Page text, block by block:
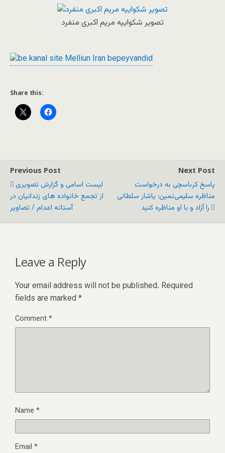
تصویر شکواییه مریم اکبری منفرد
Share this:
Previous Post
لیست اسامی و گزارش تصویری
از تجمع خانواده های زندانیان در
آستانه اعدام / تصاویر
Next Post
پاسخ کرباسچی به درخواست
مناظره سلیمی‌نمین: یاشار سلطانی
را آزاد و با او مناظره کنید
Leave a Reply
Your email address will not be published. Required
fields are marked *
Comment*
Name *
Email *